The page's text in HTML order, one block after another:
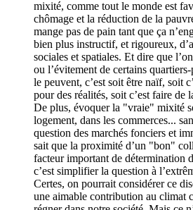
mixité, comme tout le monde est
chômage et la réduction de la
mange pas de pain tant que ça
bien plus instructif, et rigoureux,
sociales et spatiales. Et dire que
ou l’évitement de certains
le peuvent, c’est soit être naïf, soit
pour des réalités, soit c’est faire de
De plus, évoquer la "vraie" mixité
logement, dans les commerces...
question des marchés fonciers et
sait que la proximité d’un "bon"
facteur important de détermination
c’est simplifier la question à
Certes, on pourrait considérer ce
une aimable contribution au climat